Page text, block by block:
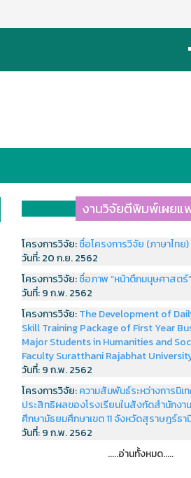
งานวิจัยตีพิมพ์เผยแ
โครงการวิจัย:ชื่อโครงการวิจัย (ภาษาไทย)
วันที่:20 ก.ย. 2562
โครงการวิจัย:ชื่อภาพ “หน้าตึกมนุษศาสตร์
วันที่:9 ก.พ. 2562
โครงการวิจัย:The Development of
Skill Training Package of First Year
Major Students in Humanities and
Faculty Suratthani Rajabhat
วันที่:9 ก.พ. 2562
โครงการวิจัย:ความสัมพันธ์ระหว่างการนิเ
ประสิทธิผลของโรงเรียนในสังกัดสำนักงา
ศึกษามัธยมศึกษาเขต 11 จังหวัดสุราษฎร์ธา
วันที่:9 ก.พ. 2562
.....อ่านทั้งหมด.....